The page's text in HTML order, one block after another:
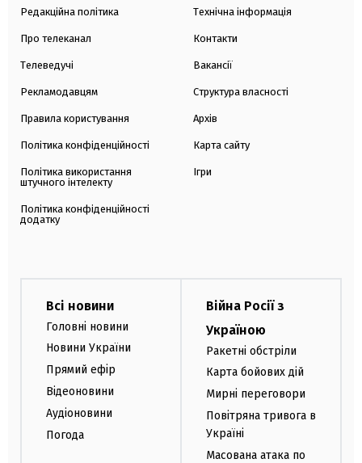
Редакційна політика
Про телеканал
Телеведучі
Рекламодавцям
Правила користування
Політика конфіденційності
Політика використання
штучного інтелекту
Політика конфіденційності
додатку
Технічна інформація
Контакти
Вакансії
Структура власності
Архів
Карта сайту
Ігри
Всі новини
Головні новини
Новини України
Прямий ефір
Відеоновини
Аудіоновини
Погода
Війна Росії з
Україною
Ракетні обстріли
Карта бойових дій
Мирні переговори
Повітряна тривога в
Україні
Масована атака по